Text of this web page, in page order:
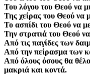
Του λόγου του Θεού να
Της χείρας του Θεού να
Το ασπίδι του Θεού να
Την στρατιά του Θεού
Από τις παγίδες των
Από την πείρασμα των
Από όλους όσους θα
μακριά και κοντά.